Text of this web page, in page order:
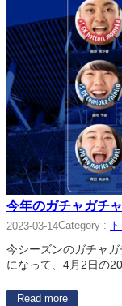
今年のガチャガチ
2023-03-14Category :
今シーズンのガチャ
になって、4月2日の
Read more